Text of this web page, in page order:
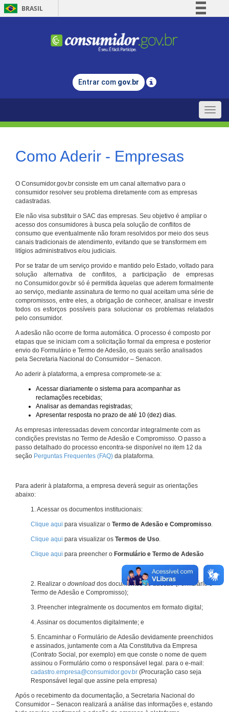
BRASIL
Comunica BR
Legislação
Entrar com gov.br
Toggle
Como Aderir - Empresas
O Consumidor.gov.br consiste em um canal alternativo para o
consumidor resolver seu problema diretamente com as empresas
cadastradas.
Ele não visa substituir o SAC das empresas. Seu objetivo é ampliar o
acesso dos consumidores à busca pela solução de conflitos de
consumo que eventualmente não foram resolvidos por meio dos seus
canais tradicionais de atendimento, evitando que se transformem em
litígios administrativos e/ou judiciais.
Por se tratar de um serviço provido e mantido pelo Estado, voltado para
solução alternativa de conflitos, a participação de empresas
no Consumidor.gov.br só é permitida àquelas que aderem formalmente
ao serviço, mediante assinatura de termo no qual aceitam uma série de
compromissos, entre eles, a obrigação de conhecer, analisar e investir
todos os esforços possíveis para solucionar os problemas relatados
pelo consumidor.
A adesão não ocorre de forma automática. O processo é composto por
etapas que se iniciam com a solicitação formal da empresa e posterior
envio do Formulário e Termo de Adesão, os quais serão analisados
pela Secretaria Nacional do Consumidor – Senacon.
Ao aderir à plataforma, a empresa compromete-se a:
Acessar diariamente o sistema para acompanhar as
reclamações recebidas;
Analisar as demandas registradas;
Apresentar resposta no prazo de até 10 (dez) dias.
As empresas interessadas devem concordar integralmente com as
condições previstas no Termo de Adesão e Compromisso. O passo a
passo detalhado do processo encontra-se disponível no item 12 da
seção Perguntas Frequentes (FAQ) da plataforma.
Para aderir à plataforma, a empresa deverá seguir as orientações
abaixo:
1. Acessar os documentos institucionais:
Clique aqui para visualizar o Termo de Adesão e Compromisso.
Clique aqui para visualizar os Termos de Uso.
Clique aqui para preencher o Formulário e Termo de Adesão
2. Realizar o download dos documentos de adesão (Formulário e
Termo de Adesão e Compromisso);
3. Preencher integralmente os documentos em formato digital;
4. Assinar os documentos digitalmente; e
5. Encaminhar o Formulário de Adesão devidamente preenchidos
e assinados, juntamente com a Ata Constitutiva da Empresa
(Contrato Social, por exemplo) em que conste o nome de quem
assinou o Formulário como o responsável legal. para o e-mail:
cadastro.empresa@consumidor.gov.br (Procuração caso seja
Responsável legal que assine pela empresa)
Após o recebimento da documentação, a Secretaria Nacional do
Consumidor – Senacon realizará a análise das informações e, estando